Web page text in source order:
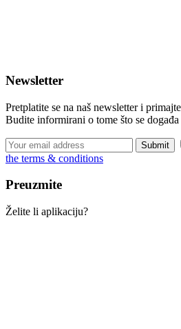
Newsletter
Pretplatite se na naš newsletter i
Budite informirani o tome što se događa
the terms & conditions
Preuzmite
Želite li aplikaciju?